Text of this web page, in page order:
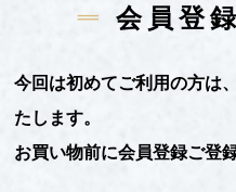
会員登
今回は初めてご利用の方は、
たします。
お買い物前に会員登録ご登